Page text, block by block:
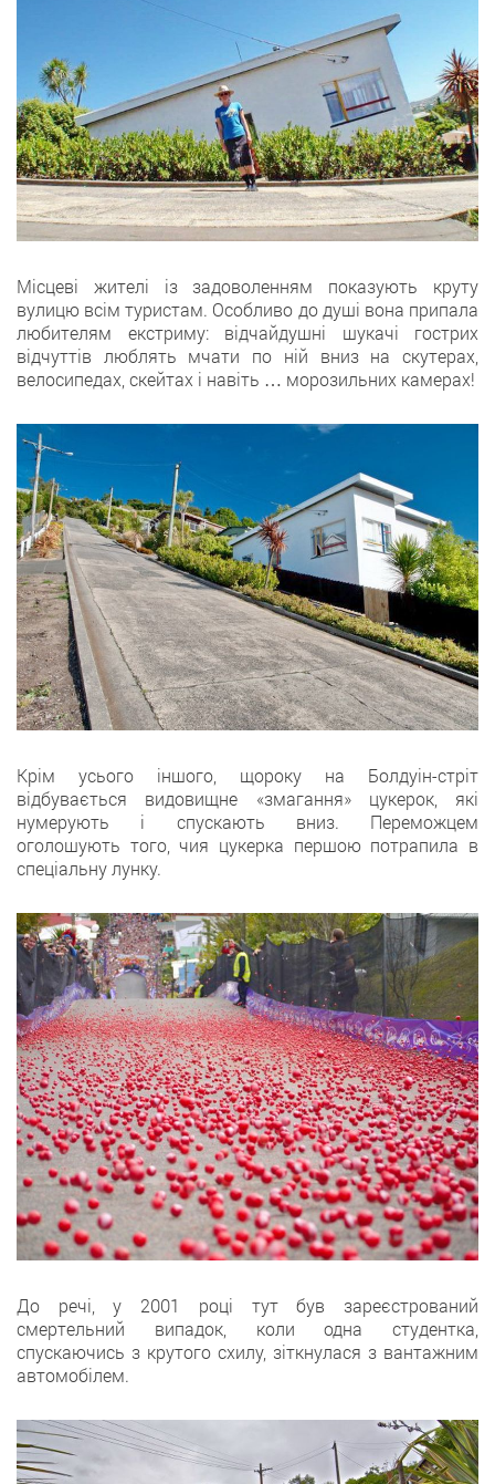
Місцеві жителі із задоволенням показують круту
вулицю всім туристам. Особливо до душі вона припала
любителям екстриму: відчайдушні шукачі гострих
відчуттів люблять мчати по ній вниз на скутерах,
велосипедах, скейтах і навіть … морозильних камерах!
Крім усього іншого, щороку на Болдуін-стріт
відбувається видовищне «змагання» цукерок, які
нумерують і спускають вниз. Переможцем
оголошують того, чия цукерка першою потрапила в
спеціальну лунку.
До речі, у 2001 році тут був зареєстрований
смертельний випадок, коли одна студентка,
спускаючись з крутого схилу, зіткнулася з вантажним
автомобілем.